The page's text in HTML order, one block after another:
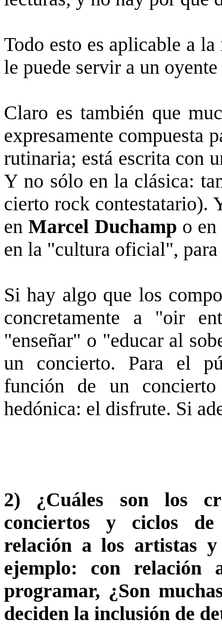
Todo esto es aplicable a
le puede servir a un
Claro es también que
expresamente compuesta
rutinaria; está escrita con
Y no sólo en la clásica:
cierto rock contestatario).
enMarcel Duchamp o
en la "cultura oficial",
Si hay algo que los
concretamente a "oir
"enseñar" o "educar al
un concierto. Para el
función de un concierto
hedónica: el disfrute. Si
2) ¿Cuáles son los
conciertos y ciclos de
relación a los artistas
ejemplo: con
programar, ¿Son
deciden la inclusión de